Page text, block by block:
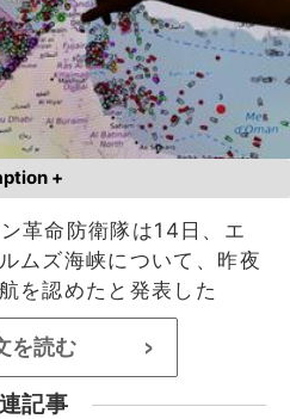
+
革命防衛隊は14日、エ
ムズ海峡について、昨夜
を認めたと発表した
を読む >
記事